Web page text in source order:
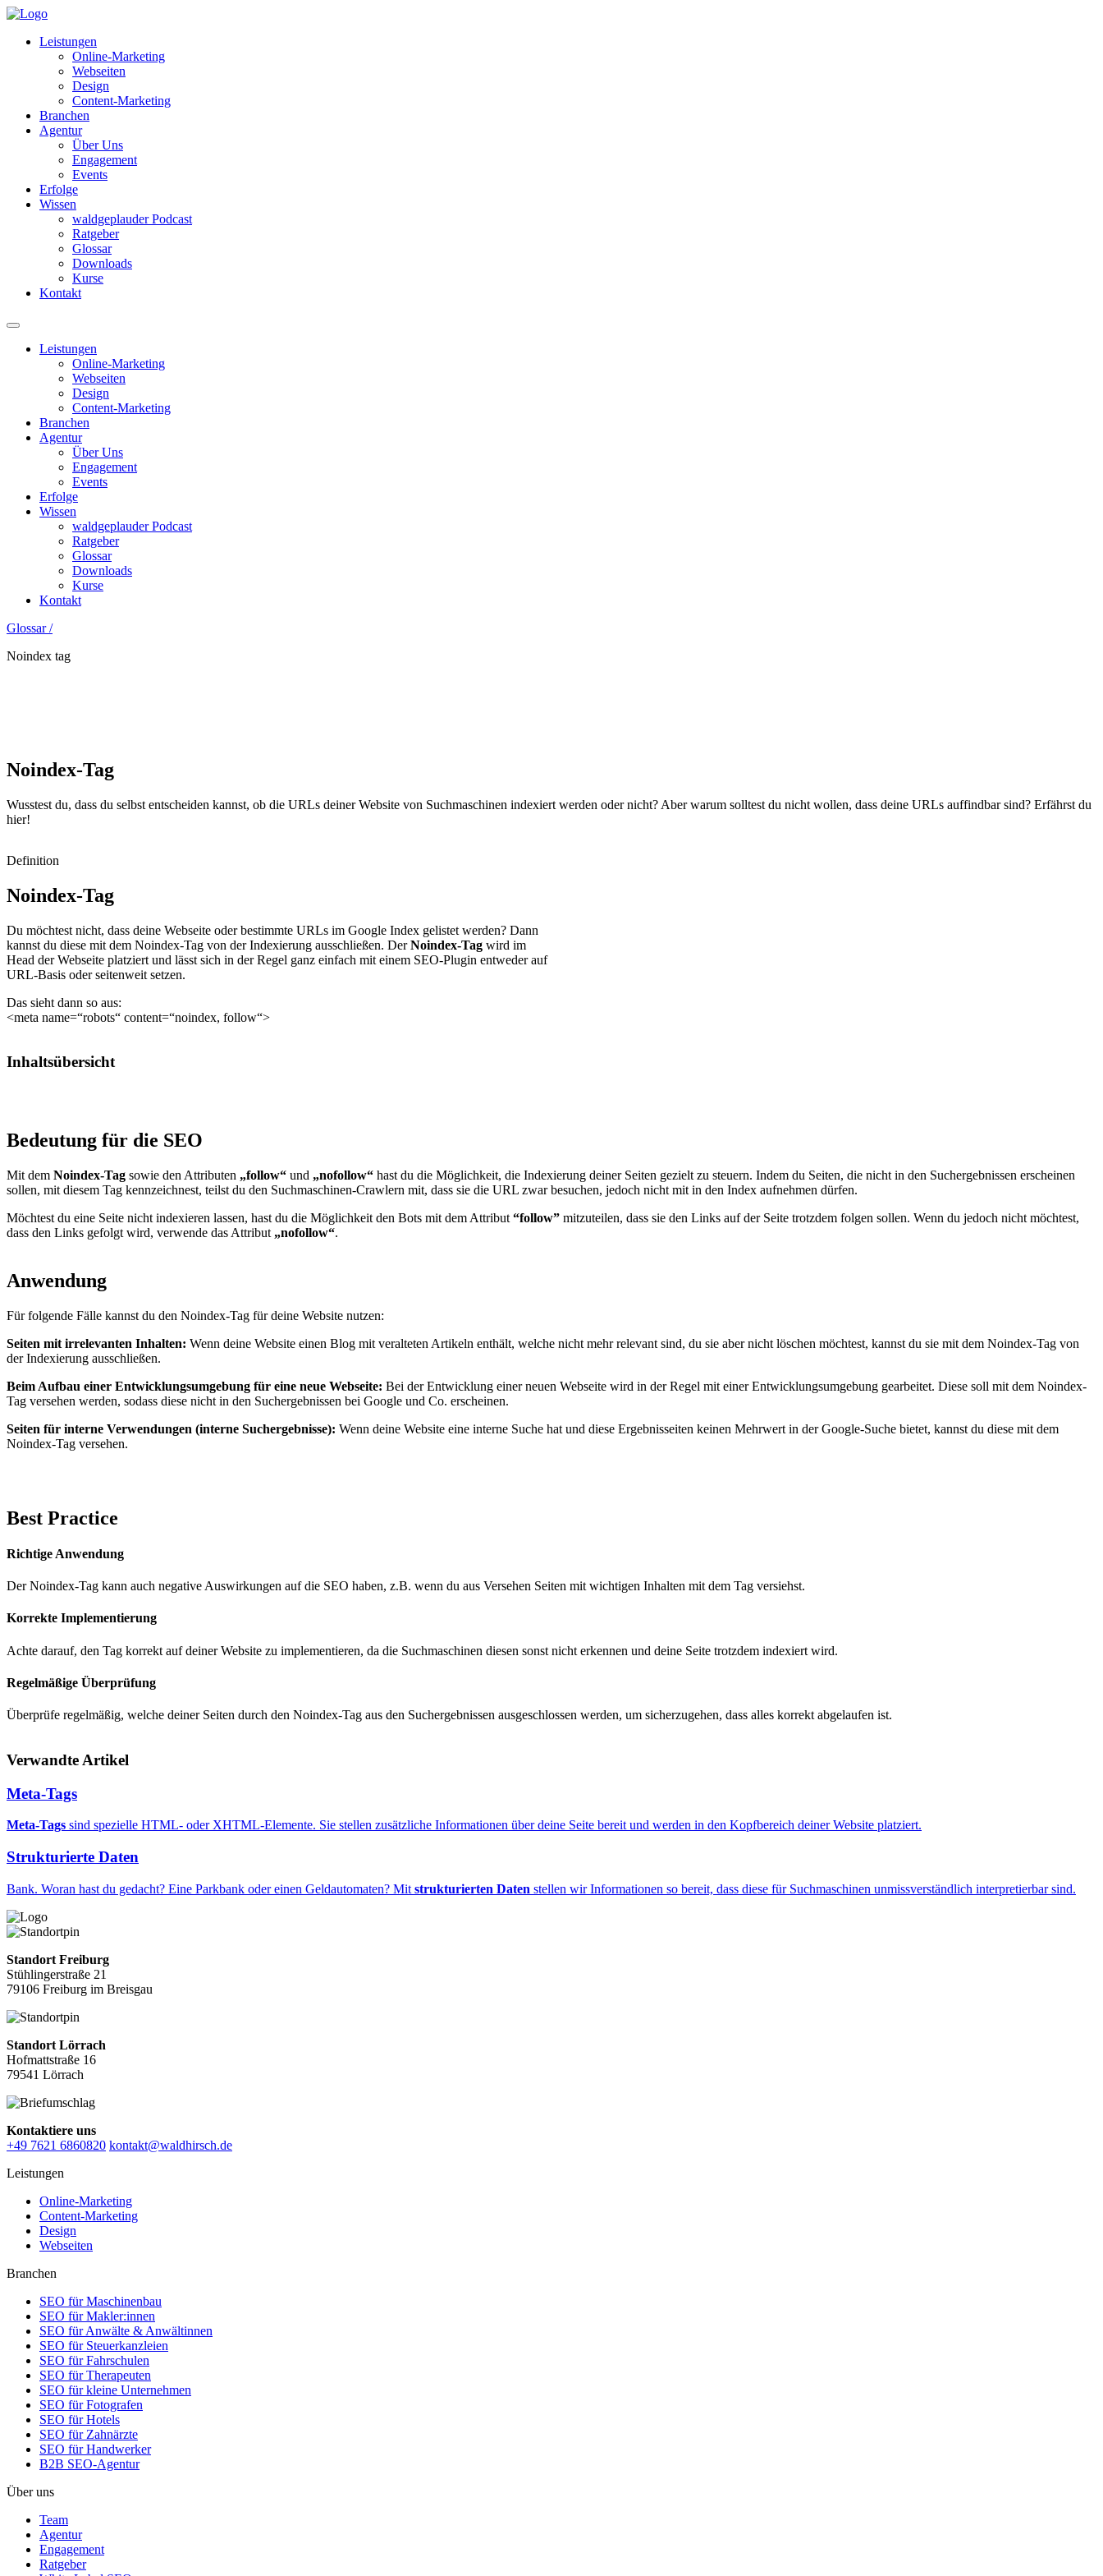
Leistungen
Online-Marketing
Webseiten
Design
Content-Marketing
Branchen
Agentur
Über Uns
Engagement
Events
Erfolge
Wissen
waldgeplauder Podcast
Ratgeber
Glossar
Downloads
Kurse
Kontakt
Leistungen
Online-Marketing
Webseiten
Design
Content-Marketing
Branchen
Agentur
Über Uns
Engagement
Events
Erfolge
Wissen
waldgeplauder Podcast
Ratgeber
Glossar
Downloads
Kurse
Kontakt
Glossar /
Noindex tag
Noindex-Tag
Wusstest du, dass du selbst entscheiden kannst, ob die URLs deiner Website von Suchmaschinen indexiert werden oder nicht? Aber warum solltest du nicht wollen, dass deine URLs auffindbar sind? Erfährst du
hier!
Definition
Noindex-Tag
Du möchtest nicht, dass deine Webseite oder bestimmte URLs im Google Index gelistet werden? Dann
kannst du diese mit dem Noindex-Tag von der Indexierung ausschließen. DerNoindex-Tag wird im
Head der Webseite platziert und lässt sich in der Regel ganz einfach mit einem SEO-Plugin entweder auf
URL-Basis oder seitenweit setzen.
Das sieht dann so aus:
<meta name=“robots“ content=“noindex, follow“>
Inhaltsübersicht
Bedeutung für die SEO
Mit dem Noindex-Tag sowie den Attributen „follow“ und „nofollow“ hast du die Möglichkeit, die Indexierung deiner Seiten gezielt zu steuern. Indem du Seiten, die nicht in den Suchergebnissen erscheinen
sollen, mit diesem Tag kennzeichnest, teilst du den Suchmaschinen-Crawlern mit, dass sie die URL zwar besuchen, jedoch nicht mit in den Index aufnehmen dürfen.
Möchtest du eine Seite nicht indexieren lassen, hast du die Möglichkeit den Bots mit dem Attribut “follow” mitzuteilen, dass sie den Links auf der Seite trotzdem folgen sollen. Wenn du jedoch nicht möchtest,
dass den Links gefolgt wird, verwende das Attribut „nofollow“.
Anwendung
Für folgende Fälle kannst du den Noindex-Tag für deine Website nutzen:
Seiten mit irrelevanten Inhalten: Wenn deine Website einen Blog mit veralteten Artikeln enthält, welche nicht mehr relevant sind, du sie aber nicht löschen möchtest, kannst du sie mit dem Noindex-Tag von
der Indexierung ausschließen.
Beim Aufbau einer Entwicklungsumgebung für eine neue Webseite: Bei der Entwicklung einer neuen Webseite wird in der Regel mit einer Entwicklungsumgebung gearbeitet. Diese soll mit dem Noindex-
Tag versehen werden, sodass diese nicht in den Suchergebnissen bei Google und Co. erscheinen.
Seiten für interne Verwendungen (interne Suchergebnisse): Wenn deine Website eine interne Suche hat und diese Ergebnisseiten keinen Mehrwert in der Google-Suche bietet, kannst du diese mit dem
Noindex-Tag versehen.
Best Practice
Richtige Anwendung
Der Noindex-Tag kann auch negative Auswirkungen auf die SEO haben, z.B. wenn du aus Versehen Seiten mit wichtigen Inhalten mit dem Tag versiehst.
Korrekte Implementierung
Achte darauf, den Tag korrekt auf deiner Website zu implementieren, da die Suchmaschinen diesen sonst nicht erkennen und deine Seite trotzdem indexiert wird.
Regelmäßige Überprüfung
Überprüfe regelmäßig, welche deiner Seiten durch den Noindex-Tag aus den Suchergebnissen ausgeschlossen werden, um sicherzugehen, dass alles korrekt abgelaufen ist.
Verwandte Artikel
Meta-Tags
Meta-Tags sind spezielle HTML- oder XHTML-Elemente. Sie stellen zusätzliche Informationen über deine Seite bereit und werden in den Kopfbereich deiner Website platziert.
Strukturierte Daten
Bank. Woran hast du gedacht? Eine Parkbank oder einen Geldautomaten? Mit strukturierten Daten stellen wir Informationen so bereit, dass diese für Suchmaschinen unmissverständlich interpretierbar sind.
Standort Freiburg
Stühlingerstraße 21
79106 Freiburg im Breisgau
Standort Lörrach
Hofmattstraße 16
79541 Lörrach
Kontaktiere uns
+49 7621 6860820 kontakt@waldhirsch.de
Leistungen
Online-Marketing
Content-Marketing
Design
Webseiten
Branchen
SEO für Maschinenbau
SEO für Makler:innen
SEO für Anwälte & Anwältinnen
SEO für Steuerkanzleien
SEO für Fahrschulen
SEO für Therapeuten
SEO für kleine Unternehmen
SEO für Fotografen
SEO für Hotels
SEO für Zahnärzte
SEO für Handwerker
B2B SEO-Agentur
Über uns
Team
Agentur
Engagement
Ratgeber